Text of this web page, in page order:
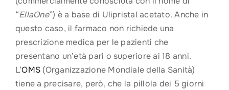
“EllaOne”) è a base di Ulipristal acetato. Anche in
questo caso, il farmaco non richiede una
prescrizione medica per le pazienti che
presentano un’età pari o superiore ai 18 anni.
L’OMS (Organizzazione Mondiale della Sanità)
tiene a precisare, però, che la pillola dei 5 giorni